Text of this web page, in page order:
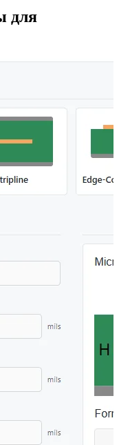
54.000
0.600
для